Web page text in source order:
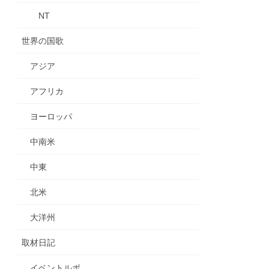
NT
世界の国歌
アジア
アフリカ
ヨーロッパ
中南米
中東
北米
大洋州
取材日記